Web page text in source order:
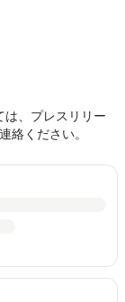
は、プレスリリー
絡ください。